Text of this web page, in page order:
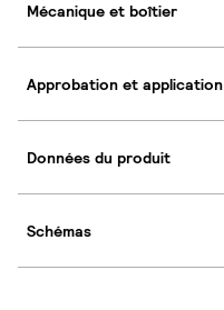
Mécanique et boîtier
Approbation et application
Données du produit
Schémas